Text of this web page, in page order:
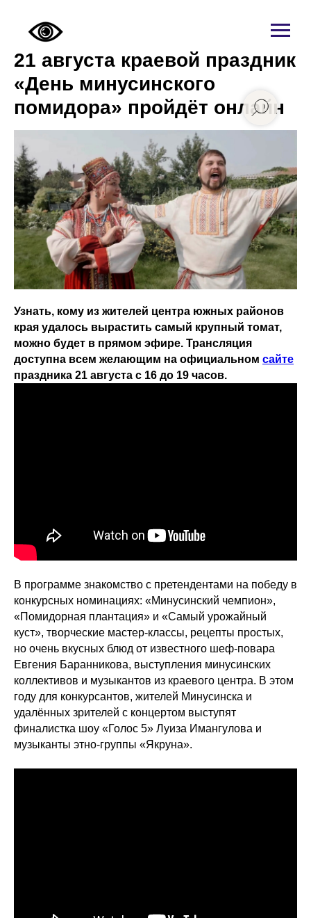
21 августа краевой праздник
«День минусинского
помидора» пройдёт онлайн
Узнать, кому из жителей центра южных районов
края удалось вырастить самый крупный томат,
можно будет в прямом эфире. Трансляция
доступна всем желающим на официальном сайте
праздника 21 августа с 16 до 19 часов.
В программе знакомство с претендентами на победу в
конкурсных номинациях: «Минусинский чемпион»,
«Помидорная плантация» и «Самый урожайный
куст», творческие мастер-классы, рецепты простых,
но очень вкусных блюд от известного шеф-повара
Евгения Баранникова, выступления минусинских
коллективов и музыкантов из краевого центра. В этом
году для конкурсантов, жителей Минусинска и
удалённых зрителей с концертом выступят
финалистка шоу «Голос 5» Луиза Имангулова и
музыканты этно-группы «Якруна».